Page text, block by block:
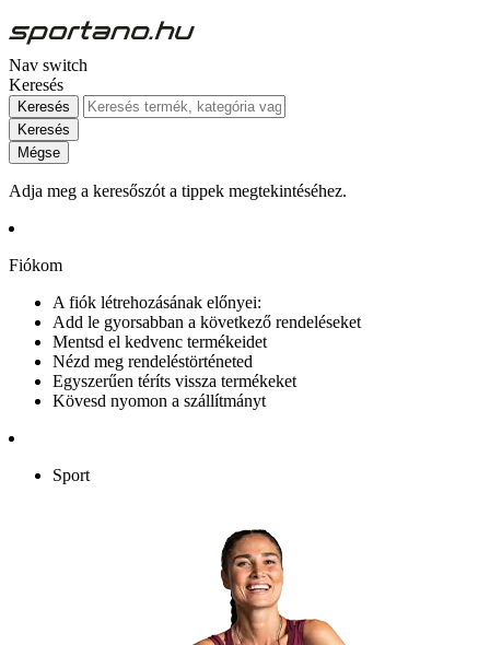
Nav switch
Keresés
Keresés
Keresés
Mégse
Adja meg a keresőszót a tippek megtekintéséhez.
Fiókom
A fiók létrehozásának előnyei:
Add le gyorsabban a következő rendeléseket
Mentsd el kedvenc termékeidet
Nézd meg rendeléstörténeted
Egyszerűen téríts vissza termékeket
Kövesd nyomon a szállítmányt
Sport